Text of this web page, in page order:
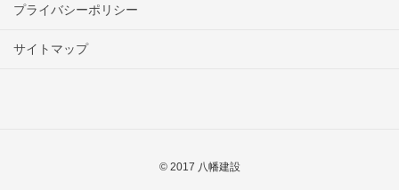
プライバシーポリシー
サイトマップ
© 2017 八幡建設